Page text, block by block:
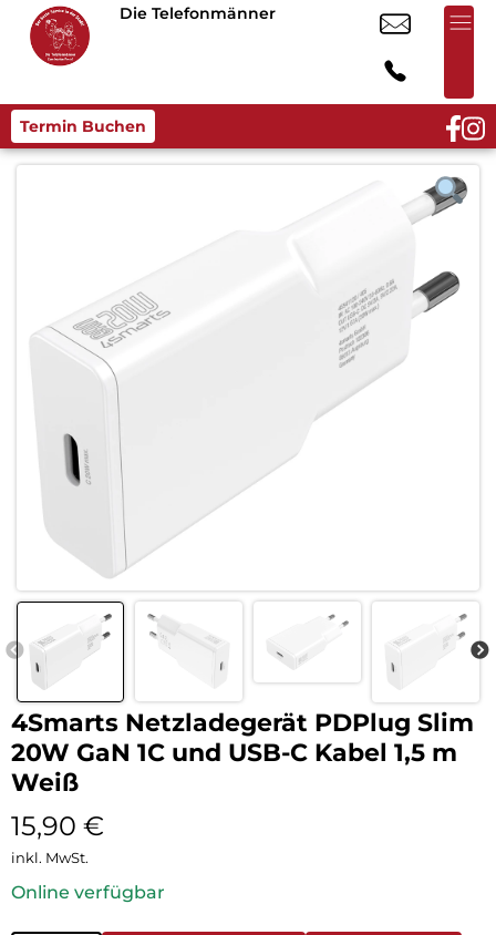
Die Telefonmänner
Termin Buchen
4Smarts Netzladegerät PDPlug Slim
20W GaN 1C und USB-C Kabel 1,5 m
Weiß
15,90 €
inkl. MwSt.
Online verfügbar